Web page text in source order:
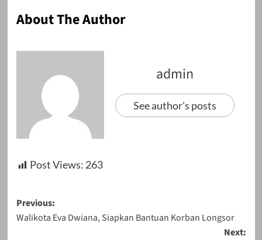
About The Author
admin
See author's posts
Post Views: 263
Post
navigation
Previous:
Walikota Eva Dwiana, Siapkan Bantuan Korban Longsor
Next: